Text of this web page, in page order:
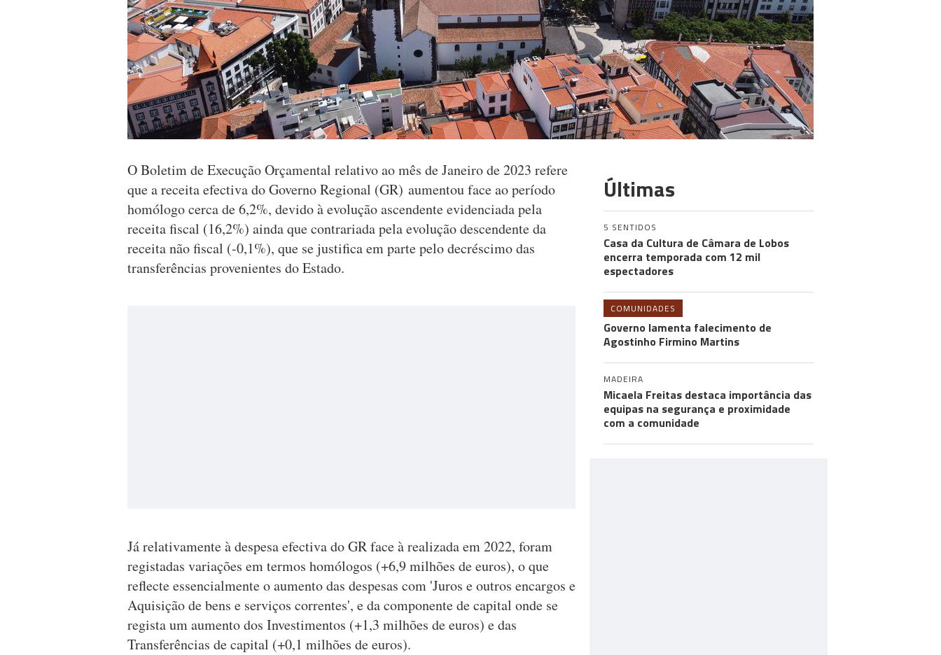
O Boletim de Execução Orçamental relativo ao mês de Janeiro de 2023 refere
que a receita efectiva do Governo Regional (GR) aumentou face ao período
homólogo cerca de 6,2%, devido à evolução ascendente evidenciada pela
receita fiscal (16,2%) ainda que contrariada pela evolução descendente da
receita não fiscal (-0,1%), que se justifica em parte pelo decréscimo das
transferências provenientes do Estado.
Já relativamente à despesa efectiva do GR face à realizada em 2022, foram
registadas variações em termos homólogos (+6,9 milhões de euros), o que
reflecte essencialmente o aumento das despesas com 'Juros e outros encargos e
Aquisição de bens e serviços correntes', e da componente de capital onde se
regista um aumento dos Investimentos (+1,3 milhões de euros) e das
Transferências de capital (+0,1 milhões de euros).
Últimas
5 SENTIDOS
Casa da Cultura de Câmara de Lobos
encerra temporada com 12 mil
espectadores
COMUNIDADES
Governo lamenta falecimento de
Agostinho Firmino Martins
MADEIRA
Micaela Freitas destaca importância das
equipas na segurança e proximidade
com a comunidade